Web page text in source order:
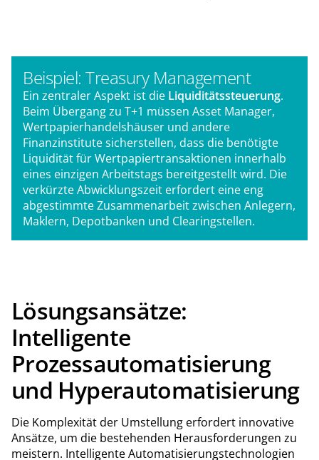
Beispiel: Treasury Management
Ein zentraler Aspekt ist die Liquiditätssteuerung.
Beim Übergang zu T+1 müssen Asset Manager,
Wertpapierhandelshäuser und andere
Finanzinstitute sicherstellen, dass die benötigte
Liquidität für Wertpapiertransaktionen innerhalb
eines einzigen Arbeitstags bereitgestellt wird. Die
verkürzte Abwicklungszeit erfordert eine eng
abgestimmte Zusammenarbeit zwischen Anlegern,
Maklern, Depotbanken und Clearingstellen.
Lösungsansätze:
Intelligente
Prozessautomatisierung
und Hyperautomatisierung
Die Komplexität der Umstellung erfordert innovative
Ansätze, um die bestehenden Herausforderungen zu
meistern. Intelligente Automatisierungstechnologien